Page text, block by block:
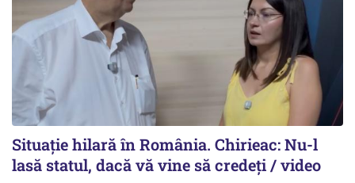
Situație hilară în România. Chirieac: Nu-l
lasă statul, dacă vă vine să credeți / video